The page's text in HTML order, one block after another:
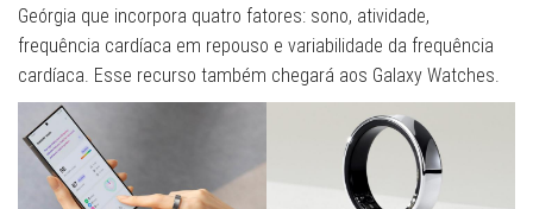
Geórgia que incorpora quatro fatores: sono, atividade,
frequência cardíaca em repouso e variabilidade da frequência
cardíaca. Esse recurso também chegará aos Galaxy Watches.